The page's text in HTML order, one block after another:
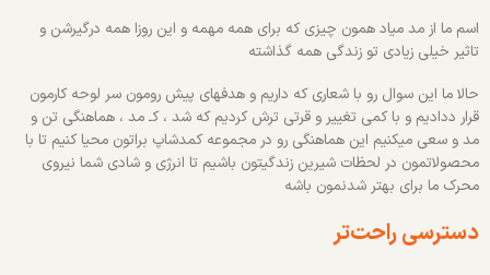
اسم ما از مد میاد همون چیزی که برای همه مهمه و این روزا همه درگیرشن و
تاثیر خیلی زیادی تو زندگی همه گذاشته
حالا ما این سوال رو با شعاری که داریم و هدفهای پیش رومون سر لوحه کارمون
قرار ددادیم و با کمی تغییر و قرتی ترش کردیم که شد ، کـ مد ، هماهنگی تن و
مد و سعی میکنیم این هماهنگی رو در مجموعه کمدشاپ براتون محیا کنیم تا با
محصولاتمون در لحظات شیرین زندگیتون باشیم تا انرژی و شادی شما نیروی
محرک ما برای بهتر شدنمون باشه
دسترسی راحت‌تر